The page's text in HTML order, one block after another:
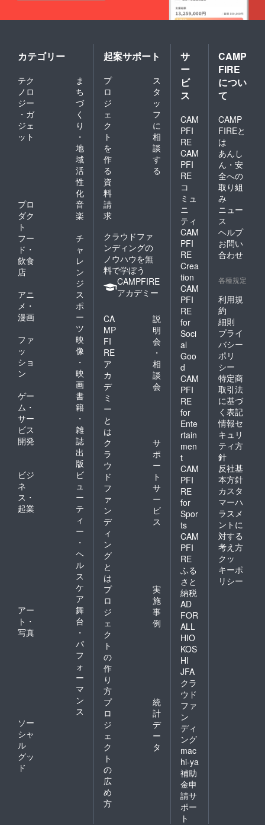
カテゴリー
テク
ノロ
ジー
・ガ
ジェ
ット
ま
ち
づ
く
り
・
地
域
活
性
化
プロ
ダク
ト
音
楽
フー
ド・
飲食
店
チ
ャ
レ
ン
ジ
アニ
メ・
漫画
ス
ポ
ー
ツ
ファ
ッ
ショ
ン
映
像
・
映
画
ゲー
ム・
サー
ビス
開発
書
籍
・
雑
誌
出
版
ビジ
ネ
ス・
起業
ビ
ュ
ー
テ
ィ
ー
・
ヘ
ル
ス
ケ
ア
アー
ト・
写真
舞
台
・
パ
フ
ォ
ー
マ
ン
ス
ソー
シャ
ル
グッ
ド
起案サポート
プ
ロ
ジ
ェ
ク
ト
を
作
る
ス
タ
ッ
フ
に
相
談
す
る
資
料
請
求
クラウドファ
ンディングの
ノウハウを無
料で学ぼう
CAMPFIRE
アカデミー
CA
MP
FI
RE
ア
カ
デ
ミ
ー
と
は
説
明
会
・
相
談
会
ク
ラ
ウ
ド
フ
ァ
ン
デ
ィ
ン
グ
と
は
サ
ポ
ー
ト
サ
ー
ビ
ス
プ
ロ
ジ
ェ
ク
ト
の
作
り
方
実
施
事
例
プ
ロ
ジ
ェ
ク
ト
の
広
め
方
統
計
デ
ー
タ
サ
ー
ビ
ス
CAM
PFI
RE
CAM
PFI
RE
コ
ミュ
ニ
ティ
CAM
PFI
RE
Crea
tion
CAM
PFI
RE
for
Soci
al
Goo
d
CAM
PFI
RE
for
Ente
rtain
men
t
CAM
PFI
RE
for
Spor
ts
CAM
PFI
RE
ふる
さと
納税
AD
FOR
ALL
HIO
KOS
HI
JFA
クラ
ウド
ファ
ン
ディ
ング
mac
hi-ya
補助
金申
請サ
ポー
ト
CAMP
FIRE
につい
て
CAMP
FIREと
は
あんし
ん・安
全への
取り組
み
ニュー
ス
ヘルプ
お問い
合わせ
各種規定
利用規
約
細則
プライ
バシー
ポリ
シー
特定商
取引法
に基づ
く表記
情報セ
キュリ
ティ方
針
反社基
本方針
カスタ
マーハ
ラスメ
ントに
対する
考え方
クッ
キーポ
リシー